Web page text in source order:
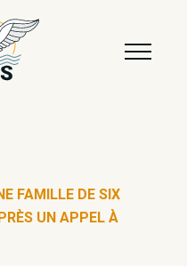
FAMILLE DE SIX
UN APPEL À